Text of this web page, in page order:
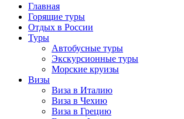
Главная
Горящие туры
Отдых в России
Туры
Автобусные туры
Экскурсионные туры
Морские круизы
Визы
Виза в Италию
Виза в Чехию
Виза в Грецию